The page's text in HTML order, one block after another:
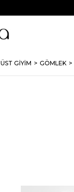
ÜST GİYİM GÖMLEK